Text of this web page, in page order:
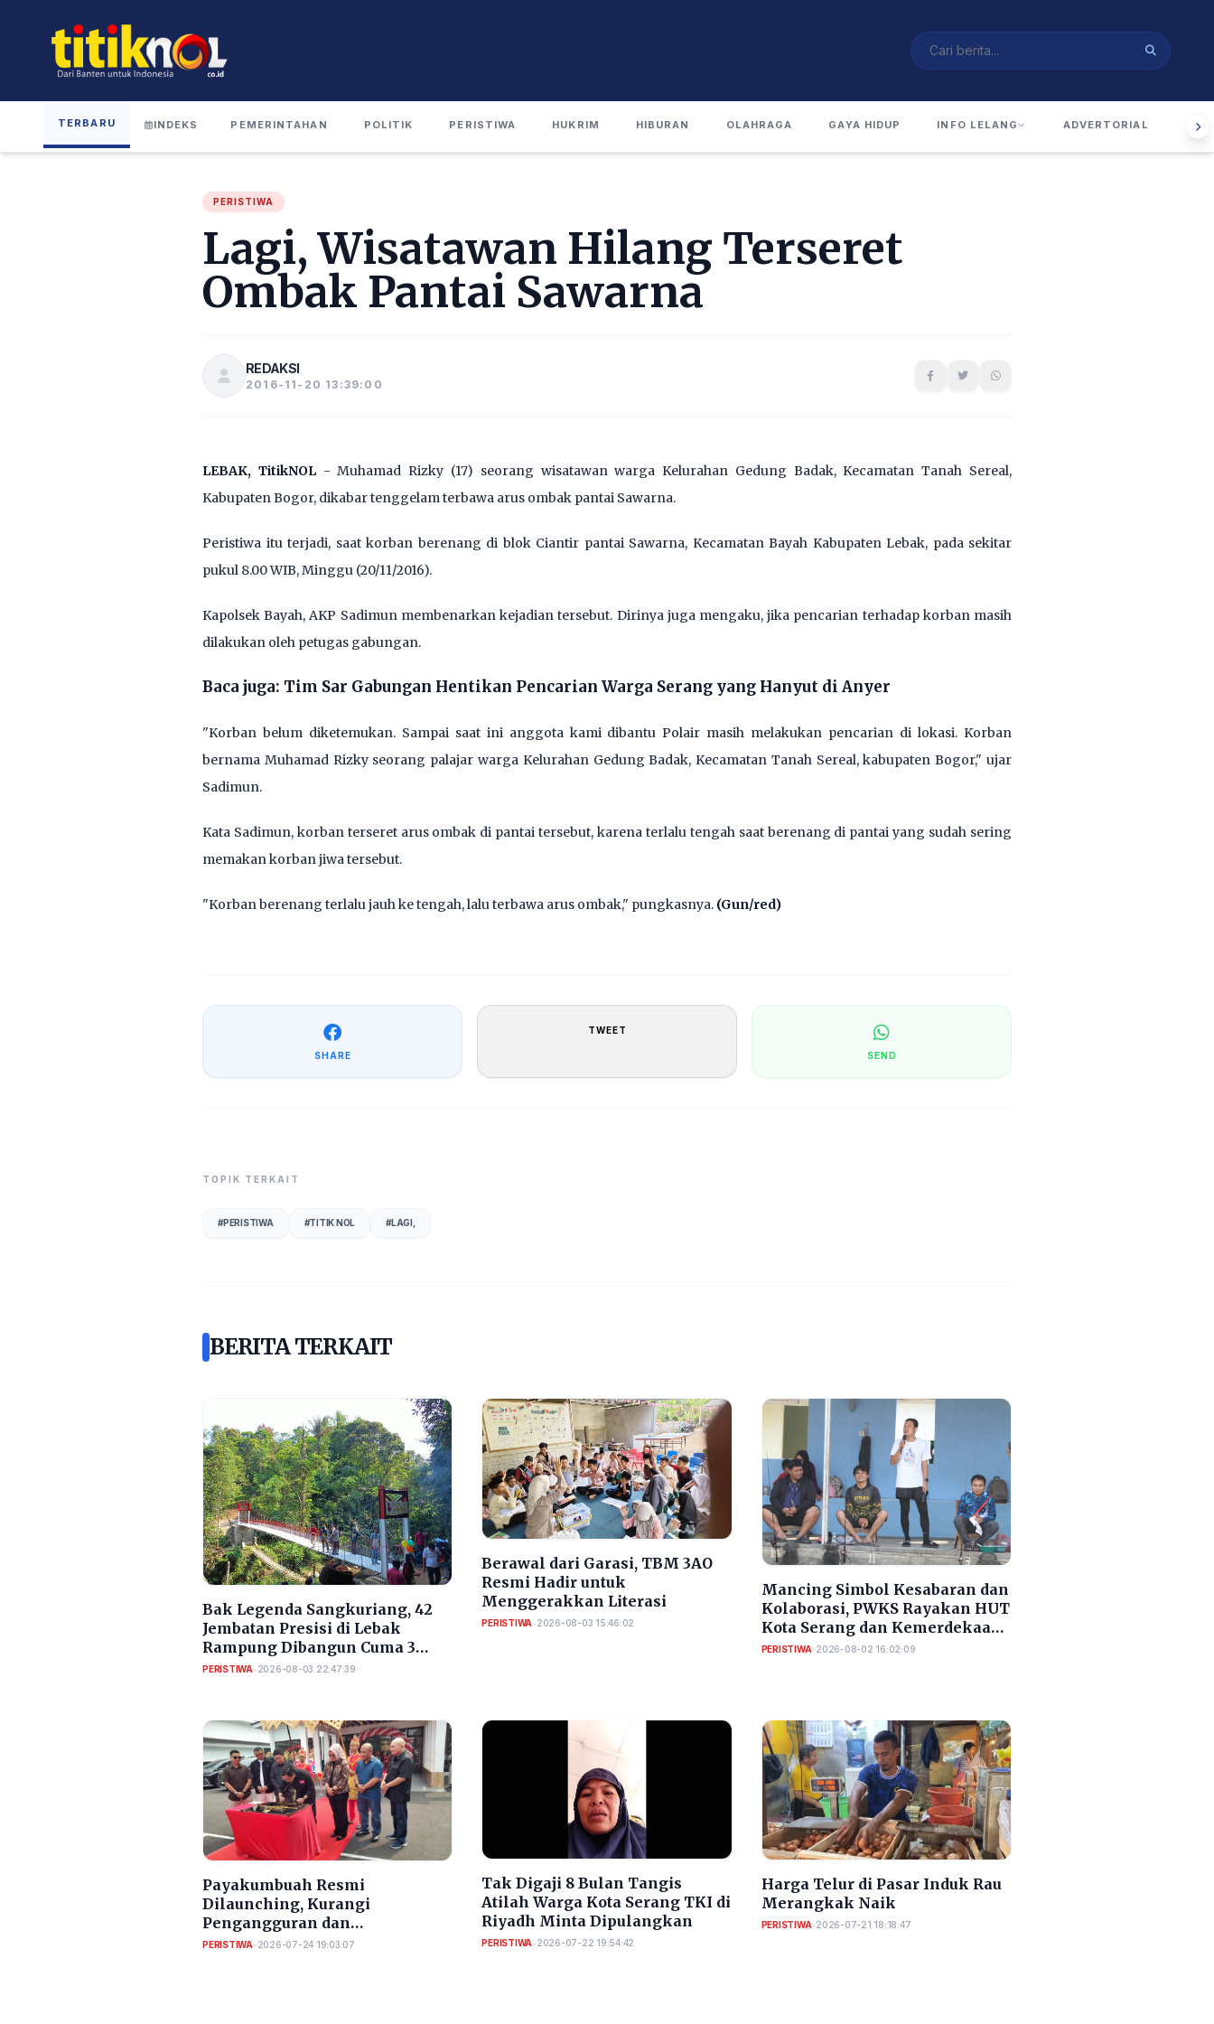
TERBARU INDEKS PEMERINTAHAN POLITIK PERISTIWA HUKRIM HIBURAN OLAHRAGA GAYA HIDUP INFO LELANG ADVERTORIAL
PERISTIWA
Lagi, Wisatawan Hilang Terseret
Ombak Pantai Sawarna
REDAKSI
2016-11-20 13:39:00
LEBAK, TitikNOL- Muhamad Rizky (17) seorang wisatawan warga Kelurahan Gedung Badak, Kecamatan Tanah Sereal,
Kabupaten Bogor, dikabar tenggelam terbawa arus ombak pantai Sawarna.
Peristiwa itu terjadi, saat korban berenang di blok Ciantir pantai Sawarna, Kecamatan Bayah Kabupaten Lebak, pada sekitar
pukul 8.00 WIB, Minggu (20/11/2016).
Kapolsek Bayah, AKP Sadimun membenarkan kejadian tersebut. Dirinya juga mengaku, jika pencarian terhadap korban masih
dilakukan oleh petugas gabungan.
Baca juga: Tim Sar Gabungan Hentikan Pencarian Warga Serang yang Hanyut di Anyer
"Korban belum diketemukan. Sampai saat ini anggota kami dibantu Polair masih melakukan pencarian di lokasi. Korban
bernama Muhamad Rizky seorang palajar warga Kelurahan Gedung Badak, Kecamatan Tanah Sereal, kabupaten Bogor," ujar
Sadimun.
Kata Sadimun, korban terseret arus ombak di pantai tersebut, karena terlalu tengah saat berenang di pantai yang sudah sering
memakan korban jiwa tersebut.
"Korban berenang terlalu jauh ke tengah, lalu terbawa arus ombak," pungkasnya. (Gun/red)
SHARE
TWEET
SEND
TOPIK TERKAIT
#PERISTIWA #TITIK NOL #LAGI,
BERITA TERKAIT
Bak Legenda Sangkuriang, 42
Jembatan Presisi di Lebak
Rampung Dibangun Cuma 3
Bulan
PERISTIWA•2026-08-03 22:47:39
Berawal dari Garasi, TBM 3AO
Resmi Hadir untuk
Menggerakkan Literasi
PERISTIWA•2026-08-03 15:46:02
Mancing Simbol Kesabaran dan
Kolaborasi, PWKS Rayakan HUT
Kota Serang dan Kemerdekaan
RI
PERISTIWA•2026-08-02 16:02:09
Payakumbuah Resmi
Dilaunching, Kurangi
Pengangguran dan
Meningkatkan PAD Kota
PERISTIWA•2026-07-24 19:03:07
​Tak Digaji 8 Bulan Tangis
Atilah Warga Kota Serang TKI di
Riyadh Minta Dipulangkan
PERISTIWA•2026-07-22 19:54:42
Harga Telur di Pasar Induk Rau
Merangkak Naik
PERISTIWA•2026-07-21 18:18:47